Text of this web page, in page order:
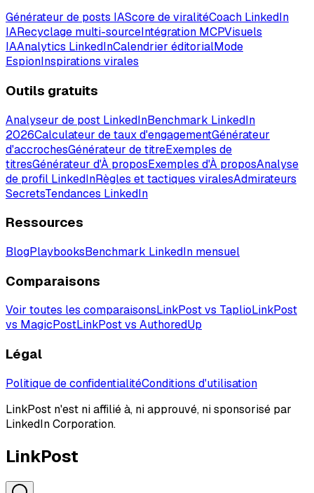
Générateur de posts IAScore de viralitéCoach LinkedIn
IARecyclage multi-sourceIntégration MCPVisuels
IAAnalytics LinkedInCalendrier éditorialMode
EspionInspirations virales
Outils gratuits
Analyseur de post LinkedInBenchmark LinkedIn
2026Calculateur de taux d'engagementGénérateur
d'accrochesGénérateur de titreExemples de
titresGénérateur d'À proposExemples d'À proposAnalyse
de profil LinkedInRègles et tactiques viralesAdmirateurs
SecretsTendances LinkedIn
Ressources
BlogPlaybooksBenchmark LinkedIn mensuel
Comparaisons
Voir toutes les comparaisonsLinkPost vs TaplioLinkPost
vs MagicPostLinkPost vs AuthoredUp
Légal
Politique de confidentialitéConditions d'utilisation
LinkPost n'est ni affilié à, ni approuvé, ni sponsorisé par
LinkedIn Corporation.
LinkPost